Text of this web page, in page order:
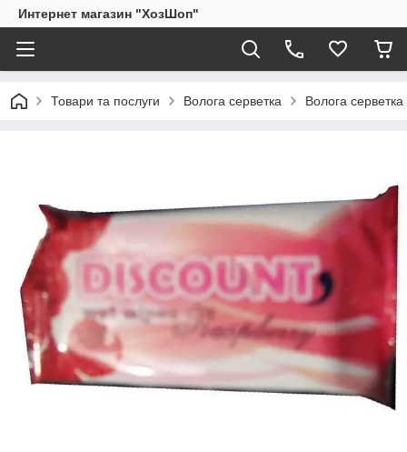
Интернет магазин "ХозШоп"
Товари та послуги Волога серветка Волога